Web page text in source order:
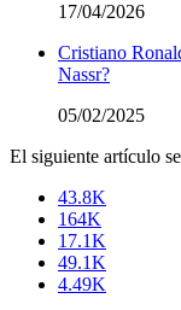
17/04/2026
Cristiano
Nassr?
05/02/2025
El siguiente artículo
43.8K
164K
17.1K
49.1K
4.49K